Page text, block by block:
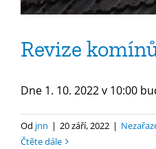
Revize
Dne 1. 10. 2022 v 10:00
Od jnn | 20 září, 2022 |
Čtěte dále